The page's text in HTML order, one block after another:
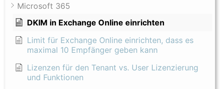
Microsoft 365
DKIM in Exchange Online einrichten
Limit für Exchange Online einrichten, dass es
maximal 10 Empfänger geben kann
Lizenzen für den Tenant vs. User Lizenzierung
und Funktionen